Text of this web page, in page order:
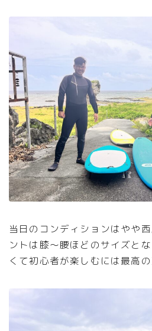
当日のコンディションはやや
ントは膝〜腰ほどのサイズと
くて初心者が楽しむには最高